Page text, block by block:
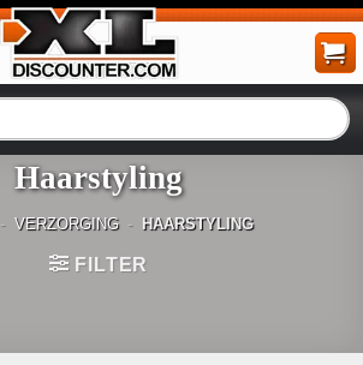
Haarstyling
- VERZORGING - HAARSTYLING
FILTER